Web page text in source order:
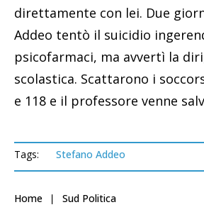
direttamente con lei. Due
Addeo tentò il suicidio
psicofarmaci, ma avvertì la
scolastica. Scattarono i
e 118 e il professore venne
Tags: Stefano Addeo
Home Sud Politica